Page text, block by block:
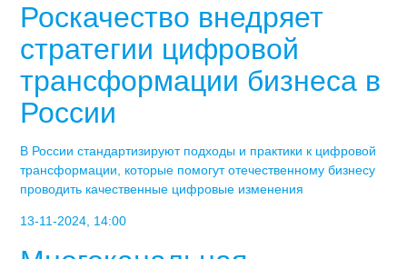
Роскачество внедряет
стратегии цифровой
трансформации бизнеса в
России
В России стандартизируют подходы и практики к цифровой
трансформации, которые помогут отечественному бизнесу
проводить качественные цифровые изменения
13-11-2024, 14:00